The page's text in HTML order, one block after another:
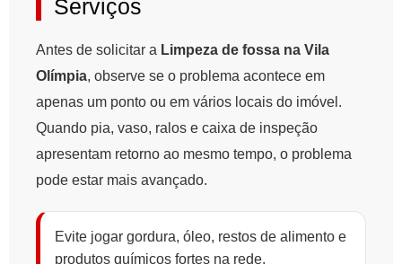
Serviços
Antes de solicitar a Limpeza de fossa na Vila
Olímpia, observe se o problema acontece em
apenas um ponto ou em vários locais do imóvel.
Quando pia, vaso, ralos e caixa de inspeção
apresentam retorno ao mesmo tempo, o problema
pode estar mais avançado.
Evite jogar gordura, óleo, restos de alimento e
produtos químicos fortes na rede.